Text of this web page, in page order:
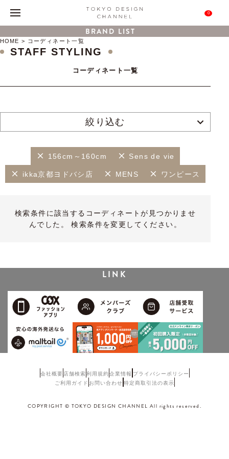
0
BRAND LIST
HOME コーディネート一覧
STAFF STYLING
コーディネート一覧
絞り込む
156cm～160cm Sens de vie
ikka京都ヨドバシ店 MENS ワンピース
検索条件に該当するコーディネートが見つかりませ
んでした。 検索条件を変更してください。
LINK
会社概要 店舗検索利用規約企業情報 プライバシーポリシー
ご利用ガイド お問い合わせ 特定商取引法の表示
COPYRIGHT © TOKYO DESIGN CHANNEL All rights reserved.